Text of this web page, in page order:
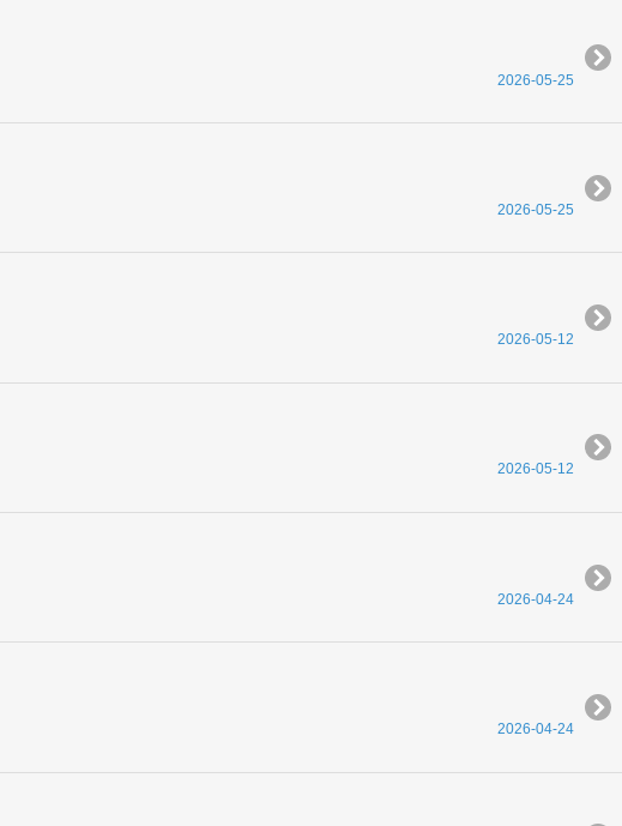
2026-05-25
2026-05-25
2026-05-12
2026-05-12
2026-04-24
2026-04-24